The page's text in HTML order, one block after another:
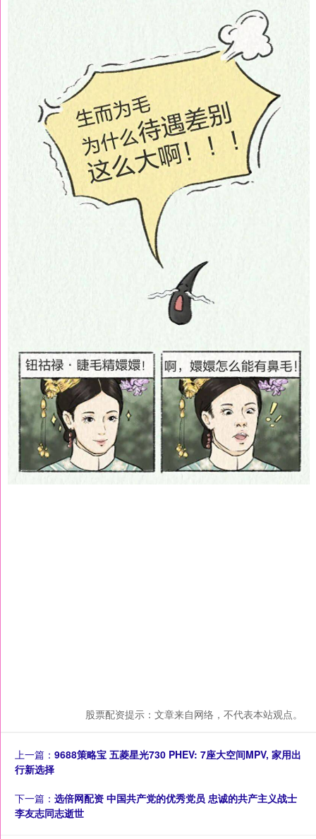
股票配资提示：文章来自网络，不代表本站观点。
上一篇： 9688策略宝 五菱星光730 PHEV: 7座大空间MPV, 家用出
行新选择
下一篇： 选倍网配资 中国共产党的优秀党员 忠诚的共产主义战士
李友志同志逝世